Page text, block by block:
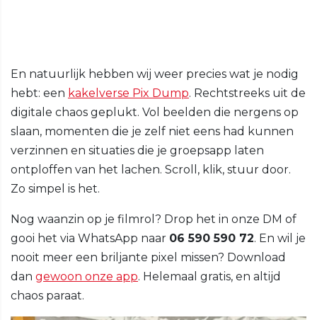
En natuurlijk hebben wij weer precies wat je nodig
hebt: een kakelverse Pix Dump. Rechtstreeks uit de
digitale chaos geplukt. Vol beelden die nergens op
slaan, momenten die je zelf niet eens had kunnen
verzinnen en situaties die je groepsapp laten
ontploffen van het lachen. Scroll, klik, stuur door.
Zo simpel is het.
Nog waanzin op je filmrol? Drop het in onze DM of
gooi het via WhatsApp naar 06 590 590 72. En wil je
nooit meer een briljante pixel missen? Download
dan gewoon onze app. Helemaal gratis, en altijd
chaos paraat.